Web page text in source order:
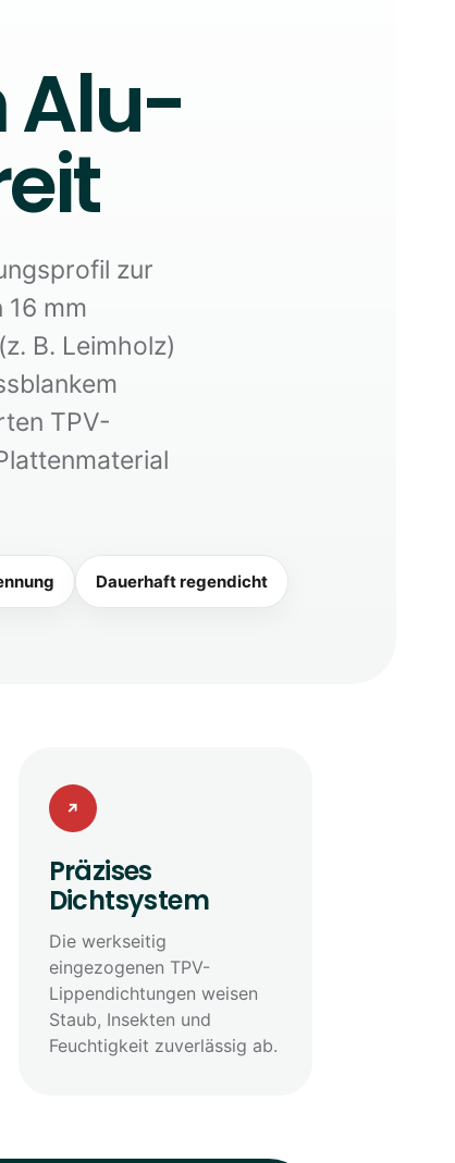
Alu-
zur
mm
B. Leimholz)
TPV-
Dauerhaft regendicht
↗
Präzises
Dichtsystem
Die werkseitig
eingezogenen TPV-
Lippendichtungen weisen
Staub, Insekten und
Feuchtigkeit zuverlässig ab.